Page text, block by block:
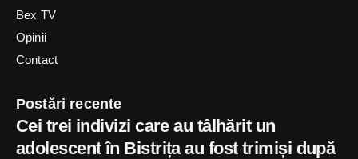
Bex TV
Opinii
Contact
Postări recente
Cei trei indivizi care au tâlhărit un
adolescent în Bistrița au fost trimiși după